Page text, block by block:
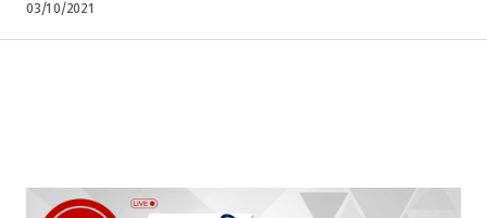
03/10/2021